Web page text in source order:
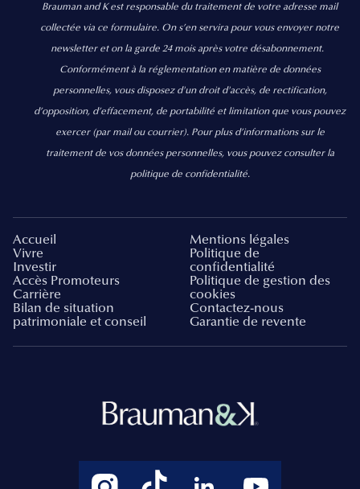
Brauman and K est responsable du traitement de votre adresse mail
collectée via ce formulaire. On s’en servira pour vous envoyer notre
newsletter et on la garde 24 mois après votre désabonnement.
Conformément à la réglementation en matière de données
personnelles, vous disposez d'un droit d'accès, de rectification,
d’opposition, d’effacement, de portabilité et limitation que vous pouvez
exercer (par mail ou courrier). Pour plus d’informations sur le
traitement de vos données personnelles, vous pouvez consulter la
politique de confidentialité.
Accueil
Vivre
Investir
Accès Promoteurs
Carrière
Bilan de situation
patrimoniale et conseil
Mentions légales
Politique de
confidentialité
Politique de gestion des
cookies
Contactez-nous
Garantie de revente